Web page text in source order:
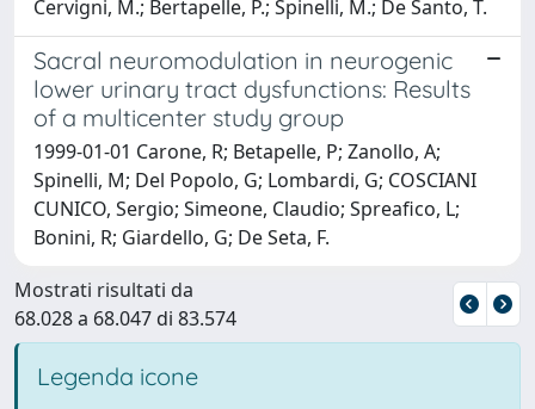
Cervigni, M.; Bertapelle, P.; Spinelli, M.; De Santo, T.
Sacral neuromodulation in neurogenic
lower urinary tract dysfunctions: Results
of a multicenter study group
1999-01-01 Carone, R; Betapelle, P; Zanollo, A;
Spinelli, M; Del Popolo, G; Lombardi, G; COSCIANI
CUNICO, Sergio; Simeone, Claudio; Spreafico, L;
Bonini, R; Giardello, G; De Seta, F.
Mostrati risultati da
68.028 a 68.047 di 83.574
Legenda icone